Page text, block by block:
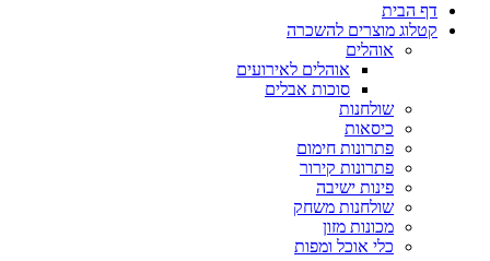
דף הבית
קטלוג מוצרים להשכרה
אוהלים
אוהלים לאירועים
סוכות אבלים
שולחנות
כיסאות
פתרונות חימום
פתרונות קירור
פינות ישיבה
שולחנות משחק
מכונות מזון
כלי אוכל ומפות